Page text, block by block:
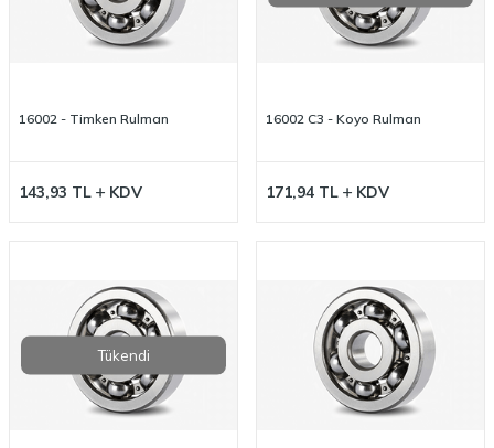
16002 - Timken Rulman
143,93 TL KDV
16002 C3 - Koyo Rulman
171,94 TL KDV
Tükendi